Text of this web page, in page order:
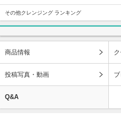
その他クレンジング ランキング
商品情報
投稿写真・動画
Q&A